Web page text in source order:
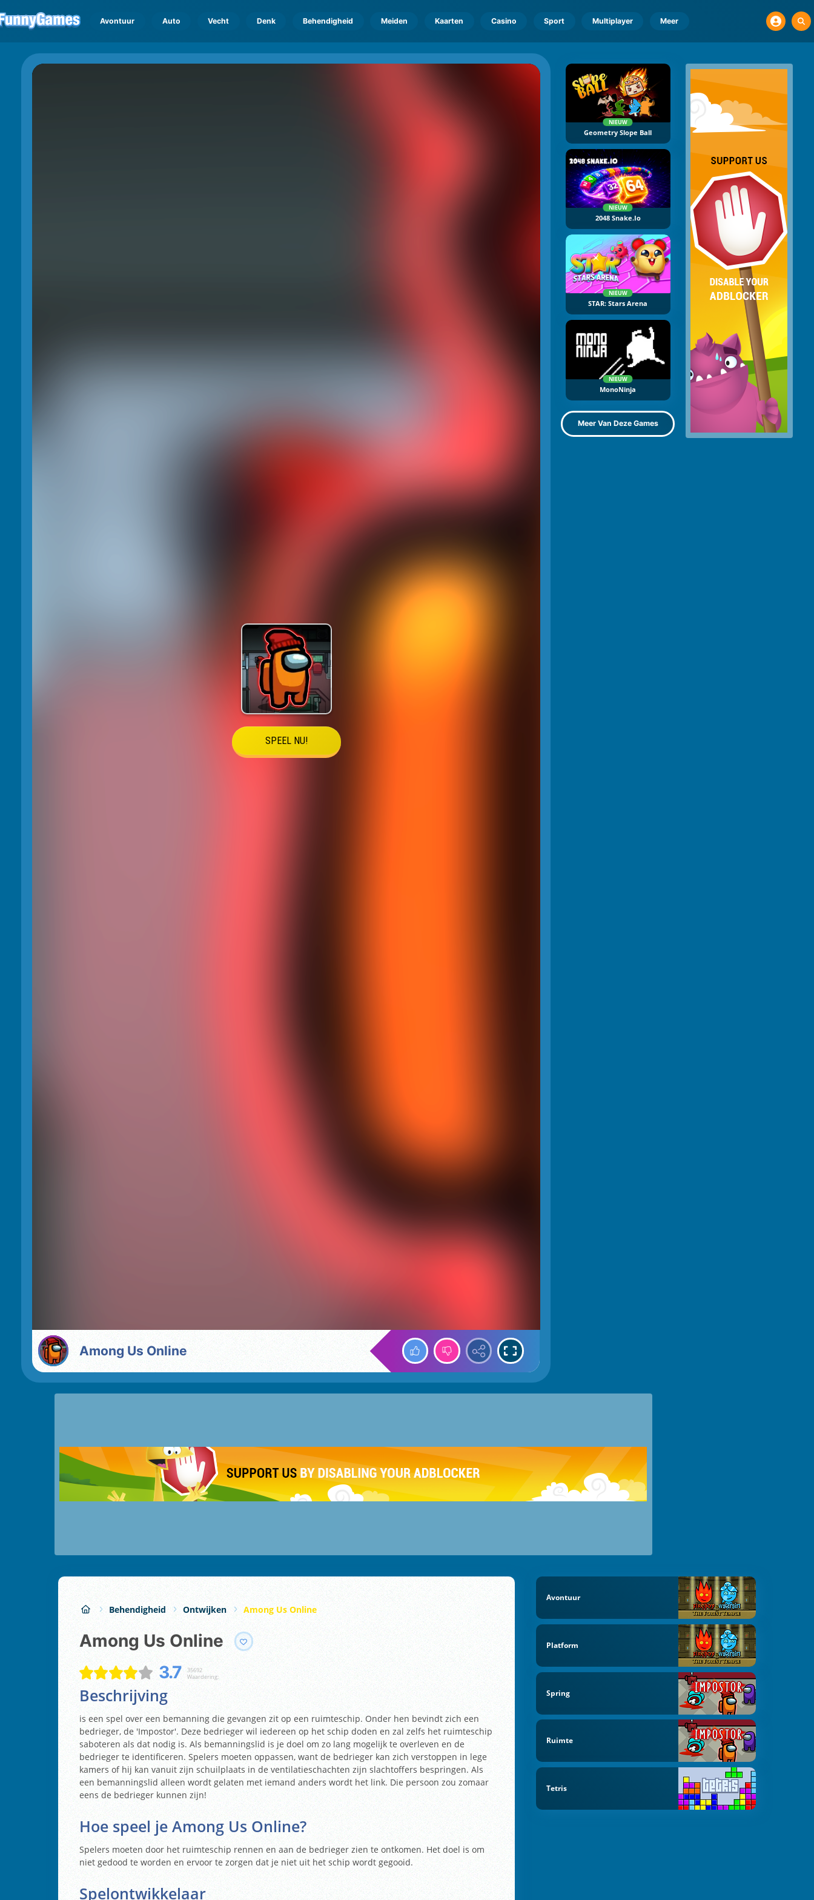
Avontuur Auto Vecht Denk Behendigheid Meiden Kaarten Casino Sport Multiplayer Meer
Among Us Online
NIEUW
Geometry Slope Ball
NIEUW
2048 Snake.io
NIEUW
STAR: Stars Arena
NIEUW
MonoNinja
Meer Van Deze Games
Behendigheid Ontwijken Among Us Online
Among Us Online
3.7
35692
Waardering:
Beschrijving
is een spel over een bemanning die gevangen zit op een ruimteschip. Onder hen bevindt zich een
bedrieger, de 'Impostor'. Deze bedrieger wil iedereen op het schip doden en zal zelfs het ruimteschip
saboteren als dat nodig is. Als bemanningslid is je doel om zo lang mogelijk te overleven en de
bedrieger te identificeren. Spelers moeten oppassen, want de bedrieger kan zich verstoppen in lege
kamers of hij kan vanuit zijn schuilplaats in de ventilatieschachten zijn slachtoffers bespringen. Als
een bemanningslid alleen wordt gelaten met iemand anders wordt het link. Die persoon zou zomaar
eens de bedrieger kunnen zijn!
Hoe speel je Among Us Online?
Spelers moeten door het ruimteschip rennen en aan de bedrieger zien te ontkomen. Het doel is om
niet gedood te worden en ervoor te zorgen dat je niet uit het schip wordt gegooid.
Spelontwikkelaar
Avontuur
Platform
Spring
Ruimte
Tetris